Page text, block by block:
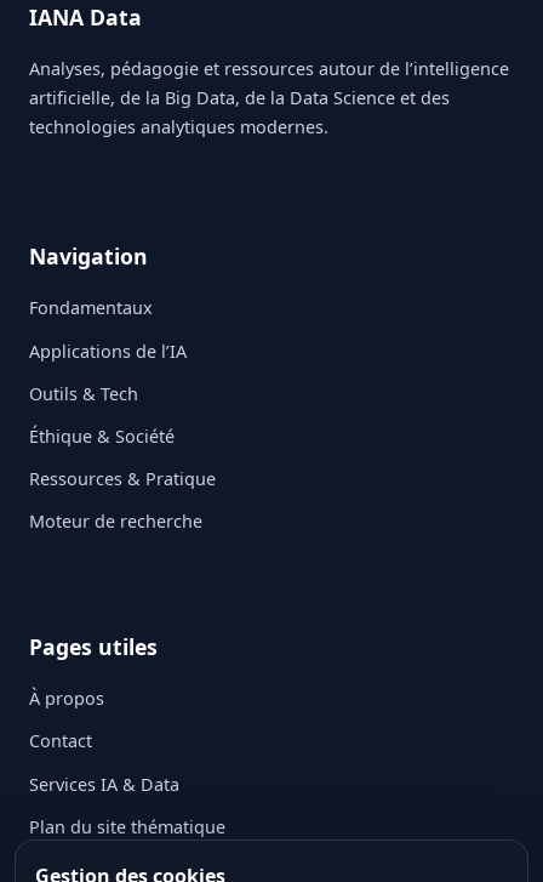
IANA Data
Analyses, pédagogie et ressources autour de l’intelligence
artificielle, de la Big Data, de la Data Science et des
technologies analytiques modernes.
Navigation
Fondamentaux
Applications de l’IA
Outils & Tech
Éthique & Société
Ressources & Pratique
Moteur de recherche
Pages utiles
À propos
Contact
Services IA & Data
Plan du site thématique
Mentions légales
Gestion des cookies